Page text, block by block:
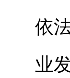
依
业